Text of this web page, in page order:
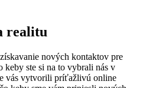
realitu
nových kontaktov pre
ste si na to vybrali nás v
vás vytvorili príťažlivú online